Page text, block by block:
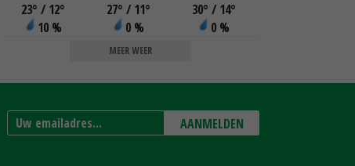
23° / 12°
10 %
27° / 11°
0 %
30° / 14°
0 %
MEER WEER
AANMELDEN